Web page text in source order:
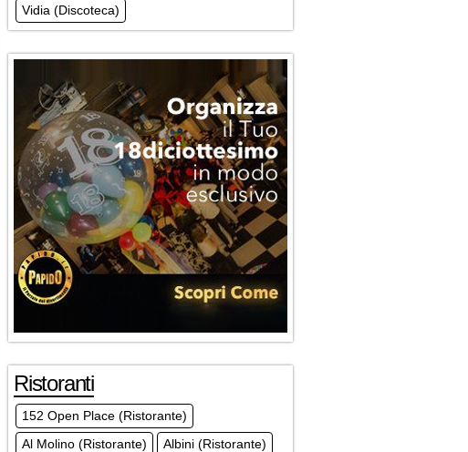
Vidia (Discoteca)
Ristoranti
152 Open Place (Ristorante)
Al Molino (Ristorante)
Albini (Ristorante)